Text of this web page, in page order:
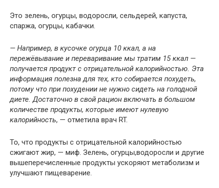
Это зелень, огурцы, водоросли, сельдерей, капуста,
спаржа, огурцы, кабачки.
— Например, в кусочке огурца 10 ккал, а на
пережёвывание и переваривание мы тратим 15 ккал —
получается продукт с отрицательной калорийностью. Эта
информация полезна для тех, кто собирается похудеть,
потому что при похудении не нужно сидеть на голодной
диете. Достаточно в свой рацион включать в большом
количестве продукты, которые имеют нулевую
калорийность, — отметила врач RT.
То, что продукты с отрицательной калорийностью
сжигают жир, — миф. Зелень, огурцы,водоросли и другие
вышеперечисленные продукты ускоряют метаболизм и
улучшают пищеварение.